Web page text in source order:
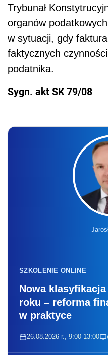
Trybunał
organów
w sytuacji, gdy
faktycznych
podatnika.
Sygn. akt SK 79/08
SZKOLENIE ONLINE
Nowa
roku – reforma
w praktyce
26.08.2026 r., 9:00-13:00